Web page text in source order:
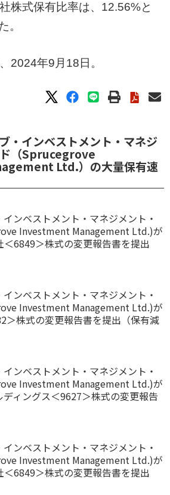
株式保有比率は、12.56%と
。
2024年9月18日。
・インベストメント・マネジ
（Sprucegrove
Ltd.）の大量保有速
ンベストメント・マネジメント・
Investment Management Ltd.)が
＜6849＞株式の変更報告書を提出
ンベストメント・マネジメント・
Investment Management Ltd.)が
＞株式の変更報告書を提出（保有減
ンベストメント・マネジメント・
Investment Management Ltd.)が
ィングス＜9627＞株式の変更報告
ンベストメント・マネジメント・
Investment Management Ltd.)が
＜6849＞株式の変更報告書を提出